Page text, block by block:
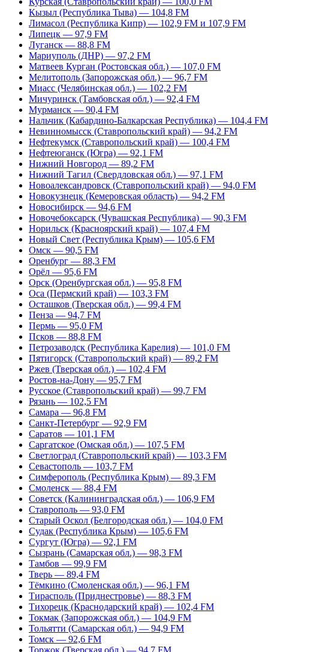
Кызыл (Республика Тыва) — 104,8 FM
Лимасол (Республика Кипр) — 102,9 FM и 107,9 FM
Липецк — 97,9 FM
Луганск — 88,8 FM
Мариуполь (ДНР) — 97,2 FM
Матвеев Курган (Ростовская обл.) — 107,0 FM
Мелитополь (Запорожская обл.) — 96,7 FM
Миасс (Челябинская обл.) — 102,2 FM
Мичуринск (Тамбовская обл.) — 92,4 FM
Мурманск — 90,4 FM
Нальчик (Кабардино-Балкарская Республика) — 104,4 FM
Невинномысск (Ставропольский край) — 94,2 FM
Нефтекумск (Ставропольский край) — 100,4 FM
Нефтеюганск (Югра) — 92,1 FM
Нижний Новгород — 89,2 FM
Нижний Тагил (Свердловская обл.) — 97,1 FM
Новоалександровск (Ставропольский край) — 94,0 FM
Новокузнецк (Кемеровская область) — 94,2 FM
Новосибирск — 94,6 FM
Новочебоксарск (Чувашская Республика) — 90,3 FM
Норильск (Красноярский край) — 107,4 FM
Новый Свет (Республика Крым) — 105,6 FM
Омск — 90,5 FM
Оренбург — 88,3 FM
Орёл — 95,6 FM
Орск (Оренбургская обл.) — 95,8 FM
Оса (Пермский край) — 103,3 FM
Осташков (Тверская обл.) — 99,4 FM
Пенза — 94,7 FM
Пермь — 95,0 FM
Псков — 88,8 FM
Петрозаводск (Республика Карелия) — 101,0 FM
Пятигорск (Ставропольский край) — 89,2 FM
Ржев (Тверская обл.) — 102,4 FM
Ростов-на-Дону — 95,7 FM
Русское (Ставропольский край) — 99,7 FM
Рязань — 102,5 FM
Самара — 96,8 FM
Санкт-Петербург — 92,9 FM
Саратов — 101,1 FM
Саргатское (Омская обл.) — 107,5 FM
Светлоград (Ставропольский край) — 103,3 FM
Севастополь — 103,7 FM
Симферополь (Республика Крым) — 89,3 FM
Смоленск — 88,4 FM
Советск (Калининградская обл.) — 106,9 FM
Ставрополь — 93,0 FM
Старый Оскол (Белгородская обл.) — 104,0 FM
Судак (Республика Крым) — 105,6 FM
Сургут (Югра) — 92,1 FM
Сызрань (Самарская обл.) — 98,3 FM
Тамбов — 99,9 FM
Тверь — 89,4 FM
Тёмкино (Смоленская обл.) — 96,1 FM
Тирасполь (Приднестровье) — 88,3 FM
Тихорецк (Краснодарский край) — 102,4 FM
Токмак (Запорожская обл.) — 104,9 FM
Тольятти (Самарская обл.) — 94,9 FM
Томск — 92,6 FM
Торжок (Тверская обл.) — 94,7 FM